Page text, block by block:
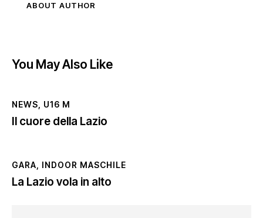
ABOUT AUTHOR
You May Also Like
NEWS U16 M
Il cuore della Lazio
GARA INDOOR MASCHILE
La Lazio vola in alto